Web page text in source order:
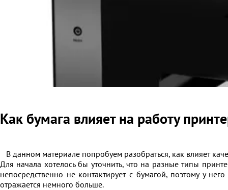
Как бумага влияет на работу
В данном материале попробуем разобраться, как влияет
Для начала хотелось бы уточнить, что на разные типы
непосредственно не контактирует с бумагой, поэтому у
отражается немного больше.